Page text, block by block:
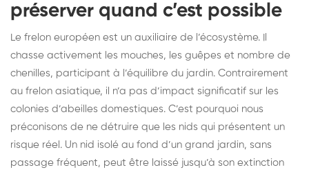
préserver quand c’est possible
Le frelon européen est un auxiliaire de l’écosystème. Il
chasse activement les mouches, les guêpes et nombre de
chenilles, participant à l’équilibre du jardin. Contrairement
au frelon asiatique, il n’a pas d’impact significatif sur les
colonies d’abeilles domestiques. C’est pourquoi nous
préconisons de ne détruire que les nids qui présentent un
risque réel. Un nid isolé au fond d’un grand jardin, sans
passage fréquent, peut être laissé jusqu’à son extinction